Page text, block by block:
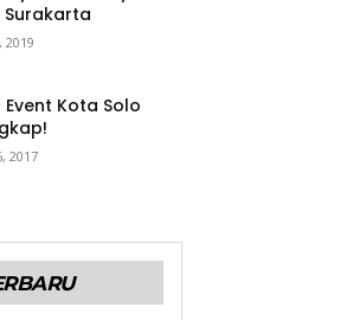
Surakarta
2019
Kota Solo
2017